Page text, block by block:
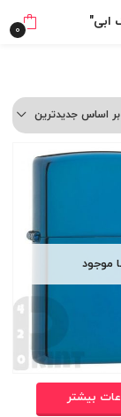
ابی" 0
اساس جدیدترین
موجود
بیشتر